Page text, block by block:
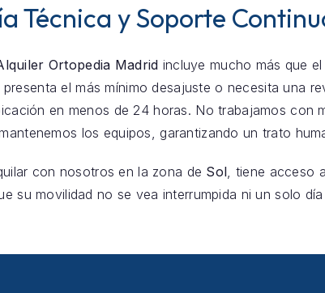
Técnica y Soporte
Ortopedia Madrid incluye mucho más que
presenta el más mínimo desajuste o necesita una
en menos de 24 horas. No trabajamos con
los equipos, garantizando un trato
con nosotros en la zona de Sol, tiene acceso
su movilidad no se vea interrumpida ni un solo